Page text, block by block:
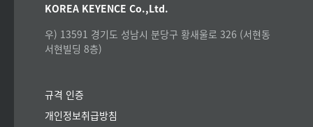
KOREA KEYENCE Co.,Ltd.
우) 13591 경기도 성남시 분당구 황새울로 326 (서현동
서현빌딩 8층)
규격 인증
개인정보취급방침